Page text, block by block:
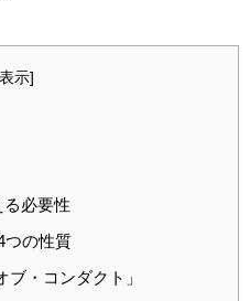
示]
る必要性
つの性質
・コンダクト」